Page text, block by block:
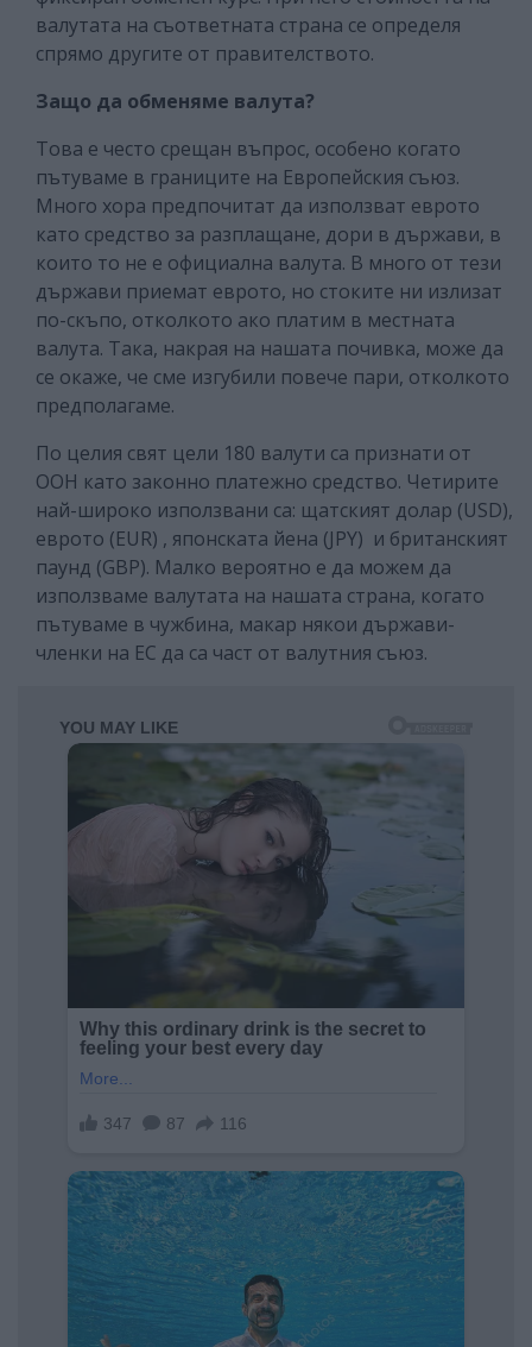
валутата на съответната страна се определя
спрямо другите от правителството.
Защо да обменяме валута?
Това е често срещан въпрос, особено когато
пътуваме в границите на Европейския съюз.
Много хора предпочитат да използват еврото
като средство за разплащане, дори в държави, в
които то не е официална валута. В много от тези
държави приемат еврото, но стоките ни излизат
по-скъпо, отколкото ако платим в местната
валута. Така, накрая на нашата почивка, може да
се окаже, че сме изгубили повече пари, отколкото
предполагаме.
По целия свят цели 180 валути са признати от
ООН като законно платежно средство. Четирите
най-широко използвани са: щатският долар (USD),
еврото (EUR) , японската йена (JPY) и британският
паунд (GBP). Малко вероятно е да можем да
използваме валутата на нашата страна, когато
пътуваме в чужбина, макар някои държави-
членки на ЕС да са част от валутния съюз.